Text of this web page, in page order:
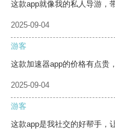
这款app就像我的私人导游，
2025-09-04
游客
这款加速器app的价格有点贵
2025-09-04
游客
这款app是我社交的好帮手，